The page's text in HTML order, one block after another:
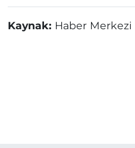
Kaynak: Haber Merkezi